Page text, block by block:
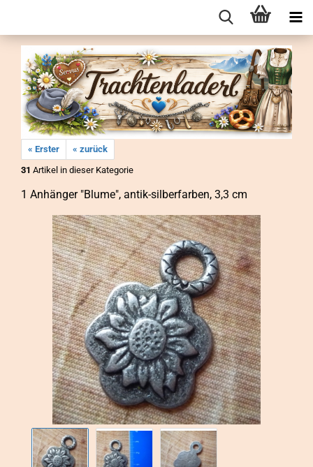
« Erster
« zurück
31 Artikel in dieser Kategorie
1 An­hän­ger "Blume", antik-​silberfarben, 3,3 cm